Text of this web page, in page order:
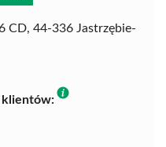
CD, 44-336 Jastrzębie-
klientów: